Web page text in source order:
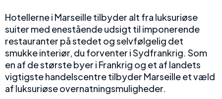
Hotellerne i Marseille tilbyder alt fra luksuriøse
suiter med enestående udsigt til imponerende
restauranter på stedet og selvfølgelig det
smukke interiør, du forventer i Sydfrankrig. Som
en af de største byer i Frankrig og et af landets
vigtigste handelscentre tilbyder Marseille et væld
af luksuriøse overnatningsmuligheder.